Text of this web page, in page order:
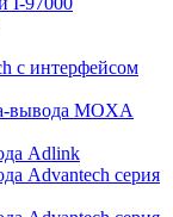
с интерфейсом
вывода MOXA
Adlink
Advantech серия